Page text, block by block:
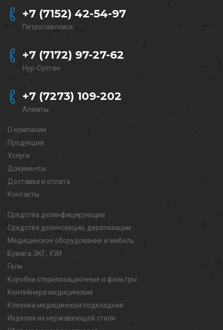
+7 (7152) 42-54-97
Петропавловск
+7 (7172) 97-27-62
Нур-Султан
+7 (7273) 109-202
Алматы
О компании
Продукция
Услуги
Документы
Доставка и оплата
Контакты
Средства дезинфицирующие
Средства дезинсекции, дератизации
Медицинское оборудование и мебель
Бумага ЭКГ, УЗИ
Гели
Коробки стерилизационные и фильтры
Контейнера медицинские
Клеенка медицинская подкладная
Изделия из нержавеющей стали